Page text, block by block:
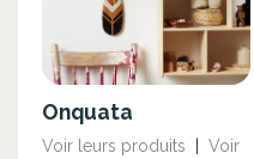
Onquata
Voir leurs produits
Voir